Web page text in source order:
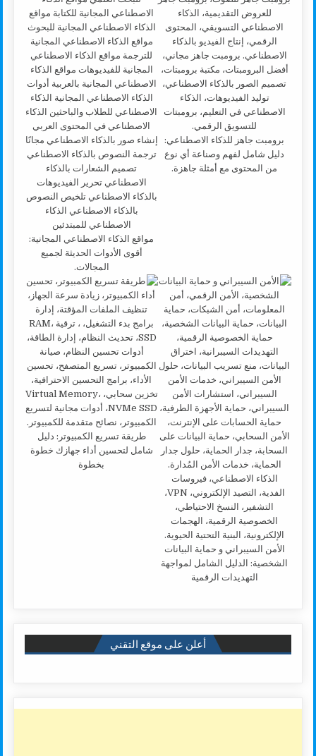
برومبت جاهز للذكاء الاصطناعي:
دليل شامل لفهم وصناعة أي نوع
من المحتوى مع أمثلة جاهزة.
مواقع الذكاء الاصطناعي المجانية:
أقوى الأدوات الحديثة لجميع
المجالات.
الأمن السيبراني و حماية البيانات
الشخصية: الدليل الشامل لمواجهة
التهديدات الرقمية
طريقة تسريع الكمبيوتر: دليل
شامل لتحسين أداء جهازك خطوة
بخطوة
أعلن على موقع التقني